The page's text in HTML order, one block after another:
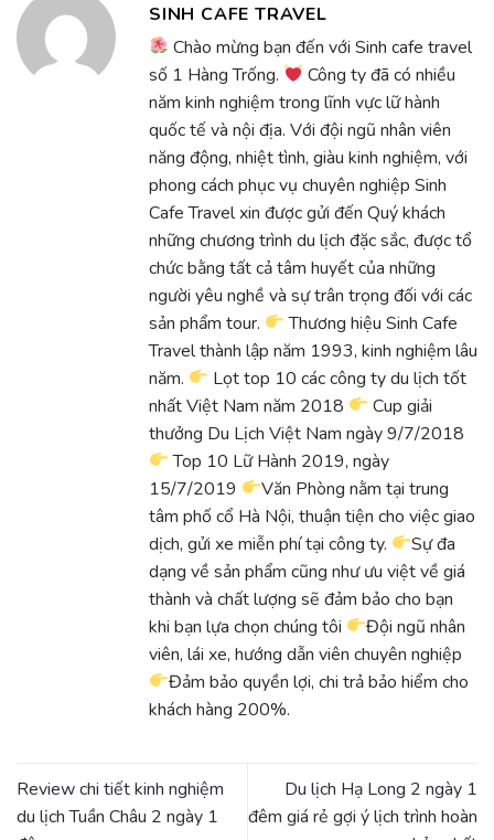
SINH CAFE TRAVEL
Chào mừng bạn đến với Sinh cafe travel
số 1 Hàng Trống.
Công ty đã có nhiều
năm kinh nghiệm trong lĩnh vực lữ hành
quốc tế và nội địa. Với đội ngũ nhân viên
năng động, nhiệt tình, giàu kinh nghiệm, với
phong cách phục vụ chuyên nghiệp Sinh
Cafe Travel xin được gửi đến Quý khách
những chương trình du lịch đặc sắc, được tổ
chức bằng tất cả tâm huyết của những
người yêu nghề và sự trân trọng đối với các
sản phẩm tour.
Thương hiệu Sinh Cafe
Travel thành lập năm 1993, kinh nghiệm lâu
năm.
Lọt top 10 các công ty du lịch tốt
nhất Việt Nam năm 2018
Cup giải
thưởng Du Lịch Việt Nam ngày 9/7/2018
Top 10 Lữ Hành 2019, ngày
15/7/2019
Văn Phòng nằm tại trung
tâm phố cổ Hà Nội, thuận tiện cho việc giao
dịch, gửi xe miễn phí tại công ty.
Sự đa
dạng về sản phẩm cũng như ưu việt về giá
thành và chất lượng sẽ đảm bảo cho bạn
khi bạn lựa chọn chúng tôi
Đội ngũ nhân
viên, lái xe, hướng dẫn viên chuyên nghiệp
Đảm bảo quyền lợi, chi trả bảo hiểm cho
khách hàng 200%.
Review chi tiết kinh nghiệm
du lịch Tuần Châu 2 ngày 1
Du lịch Hạ Long 2 ngày 1
đêm giá rẻ gợi ý lịch trình hoàn